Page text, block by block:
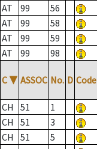
AT
99 56
AT
99 58
AT
99 59
AT
99 98
C ▼ ASSOC No. D Code
CH 51 1
CH
51 3
CH
51 5